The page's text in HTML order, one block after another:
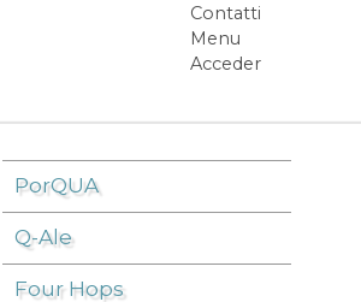
Contatti
Menu
Acceder
Camino de migas
Cerveza
PorQUA
Q-Ale
Four Hops